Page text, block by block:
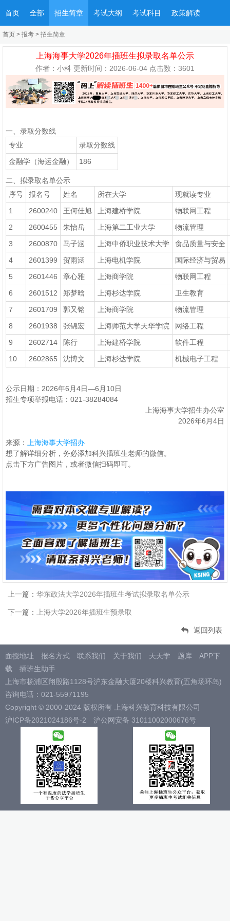
首页 全部 招生简章 考试大纲 考试科目 政策解读
首页 > 报考 > 招生简章
上海海事大学2026年插班生拟录取名单公示
作者：小科 更新时间：2026-06-04 点击数： 3601
一、录取分数线
专业
录取分数线
金融学（海运金融）
186
二、拟录取名单公示
序号
报名号 姓名 所在大学
现就读专业
1
2600240 王何佳旭 上海建桥学院
物联网工程
2
2600455 朱怡岳 上海第二工业大学
物流管理
3
2600870 马子涵 上海中侨职业技术大学
食品质量与安全
4
2601399 贺雨涵 上海电机学院
国际经济与贸易
5
2601446 章心雅 上海商学院
物联网工程
6
2601512 郑梦晗 上海杉达学院
卫生教育
7
2601709 郭又铭 上海商学院
物流管理
8
2601938 张锦宏 上海师范大学天华学院
网络工程
9
2602714 陈行 上海建桥学院
软件工程
10
2602865 沈博文 上海杉达学院 机械电子工程
公示日期：2026年6月4日—6月10日
招生专项举报电话：021-38284084
上海海事大学招生办公室
2026年6月4日
来源：
上海海事大学招办
想了解详细分析，务必添加科兴插班生老师的微信。
点击下方广告图片，或者微信扫码即可。
上一篇： 华东政法大学2026年插班生考试拟录取名单公示
下一篇： 上海大学2026年插班生预录取
返回列表
面授地址 报名方式 联系我们 关于我们 天天学 题库
APP下
载
插班生助手
上海市杨浦区翔殷路1128号沪东金融大厦20楼科兴教育(五角场环岛)
咨询电话：021-55971195
Copyright © 2000-2024 版权所有 上海科兴教育科技有限公司
沪ICP备2021024186号-2
沪公网安备 31011002000676号